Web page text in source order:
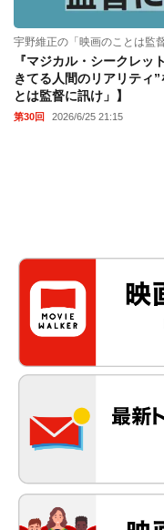
宇野維正の「映画のことは監
『マジカル・シークレッ
きてる人間のリアリティ
とは監督に訊け」】
第30回 2026/6/25 21:15